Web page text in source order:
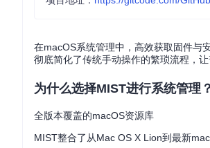
在macOS系统管理中，高效获取固件与
彻底简化了传统手动操作的繁琐流程，
为什么选择MIST进行系统管理？
全版本覆盖的macOS资源库
MIST整合了从Mac OS X Lion到最新